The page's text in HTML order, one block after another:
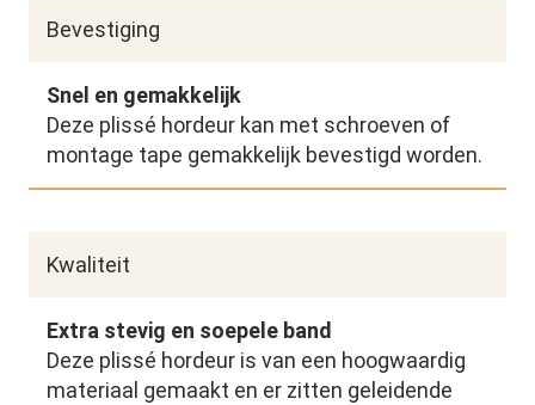
Bevestiging
Snel en gemakkelijk
Deze plissé hordeur kan met schroeven of
montage tape gemakkelijk bevestigd worden.
Kwaliteit
Extra stevig en soepele band
Deze plissé hordeur is van een hoogwaardig
materiaal gemaakt en er zitten geleidende